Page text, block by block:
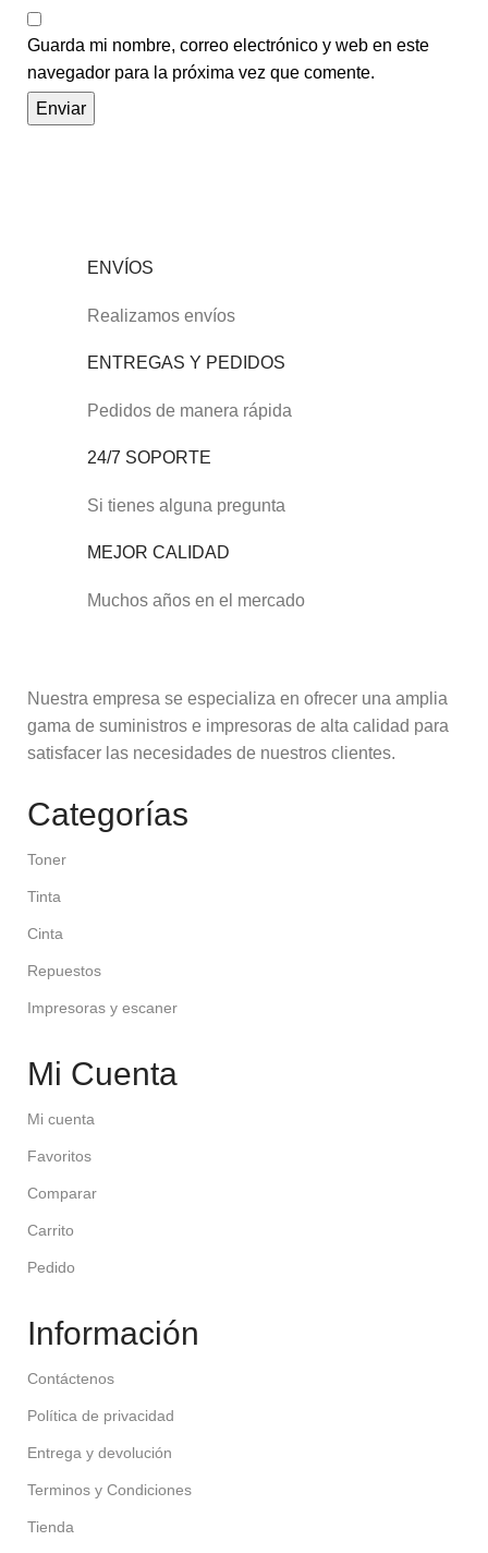
Guarda mi nombre, correo electrónico y web en este
navegador para la próxima vez que comente.
ENVÍOS
Realizamos envíos
ENTREGAS Y PEDIDOS
Pedidos de manera rápida
24/7 SOPORTE
Si tienes alguna pregunta
MEJOR CALIDAD
Muchos años en el mercado
Nuestra empresa se especializa en ofrecer una amplia
gama de suministros e impresoras de alta calidad para
satisfacer las necesidades de nuestros clientes.
Categorías
Toner
Tinta
Cinta
Repuestos
Impresoras y escaner
Mi Cuenta
Mi cuenta
Favoritos
Comparar
Carrito
Pedido
Información
Contáctenos
Política de privacidad
Entrega y devolución
Terminos y Condiciones
Tienda